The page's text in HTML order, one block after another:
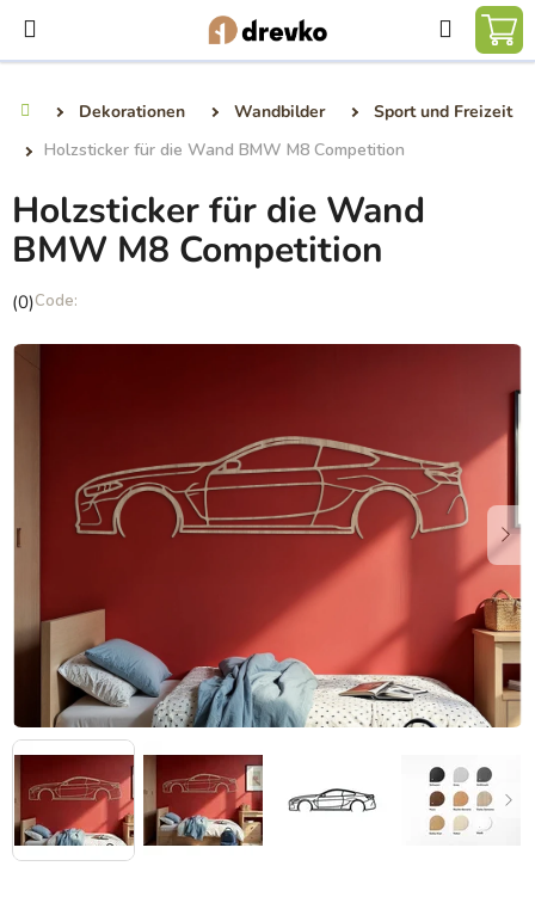
Inhalt
springen
Suchen
Dekorationen Wandbilder
Sport und Freizeit
Holzsticker für die Wand BMW M8 Competition
Holzsticker für die Wand
BMW M8 Competition
Die
Produktbewertung
(0)